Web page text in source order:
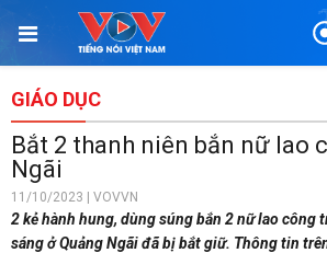
GIÁO DỤC
Bắt 2 thanh niên bắn nữ lao
Ngãi
11/10/2023 | VOVVN
2 kẻ hành hung, dùng súng bắn 2 nữ lao công
sáng ở Quảng Ngãi đã bị bắt giữ. Thông tin